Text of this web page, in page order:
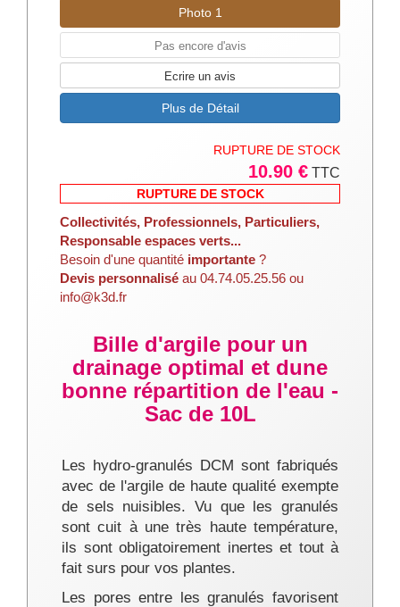
Photo 1
Pas encore d'avis
Ecrire un avis
Plus de Détail
RUPTURE DE STOCK
10.90 € TTC
RUPTURE DE STOCK
Collectivités, Professionnels, Particuliers,
Responsable espaces verts...
Besoin d'une quantité importante ?
Devis personnalisé au 04.74.05.25.56 ou
info@k3d.fr
Bille d'argile pour un
drainage optimal et dune
bonne répartition de l'eau -
Sac de 10L
Les hydro-granulés DCM sont fabriqués
avec de l'argile de haute qualité exempte
de sels nuisibles. Vu que les granulés
sont cuit à une très haute température,
ils sont obligatoirement inertes et tout à
fait surs pour vos plantes.
Les pores entre les granulés favorisent